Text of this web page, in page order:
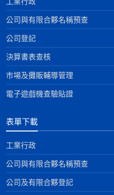
公司與有限合夥名稱預查
公司登記
決算書表查核
巿場及攤販輔導管理
電子遊戲機查驗貼證
表單下載
工業行政
公司與有限合夥名稱預查
公司及有限合夥登記